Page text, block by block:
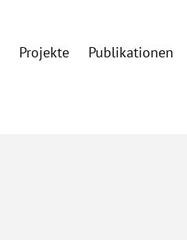
Projekte Publikationen